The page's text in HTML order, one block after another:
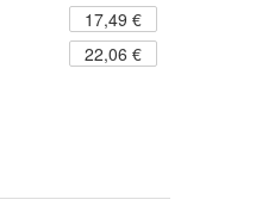
17,49 €
22,06 €